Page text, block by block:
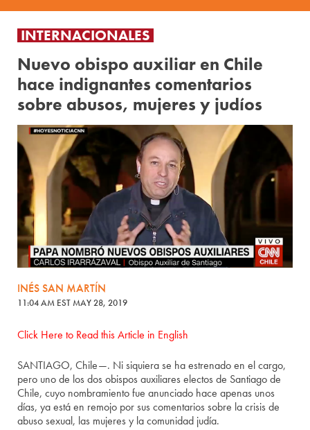
INTERNACIONALES
Nuevo obispo auxiliar en Chile
hace indignantes comentarios
sobre abusos, mujeres y judíos
INÉS SAN MARTÍN
11:04 AM EST MAY 28, 2019
Click Here to Read this Article in English
SANTIAGO, Chile—. Ni siquiera se ha estrenado en el cargo,
pero uno de los dos obispos auxiliares electos de Santiago de
Chile, cuyo nombramiento fue anunciado hace apenas unos
días, ya está en remojo por sus comentarios sobre la crisis de
abuso sexual, las mujeres y la comunidad judía.